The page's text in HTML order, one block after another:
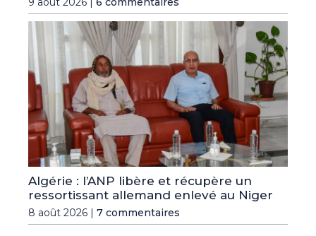
Algérie : l’ANP libère et récupère un
ressortissant allemand enlevé au Niger
8 août 2026 | 7 commentaires